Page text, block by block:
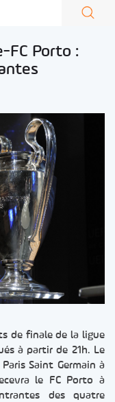
FC Porto :
de finale de la ligue
à partir de 21h. Le
Saint Germain à
le FC Porto à
des quatre